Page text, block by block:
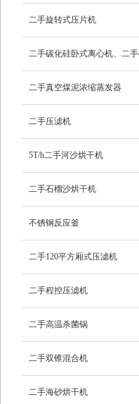
二手旋转式压片机
二手碳化硅卧式离心机、二
化硅分级机、二手碳化硅水
心机
二手真空煤泥浓缩蒸发器
二手压滤机
5T/h二手河沙烘干机
二手石榴沙烘干机
不锈钢反应釜
二手120平方厢式压滤机
二手程控压滤机
二手高温杀菌锅
二手双锥混合机
二手海砂烘干机